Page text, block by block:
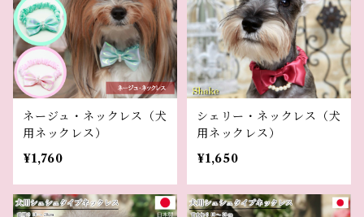
ネージュ・ネックレス（犬
用ネックレス）
¥1,760
シェリー・ネックレス（犬
用ネックレス）
¥1,650